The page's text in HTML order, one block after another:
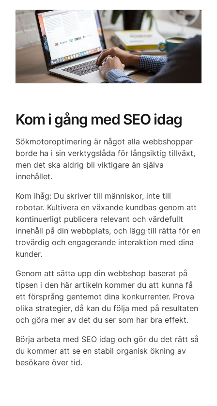
Kom i gång med SEO idag
Sökmotoroptimering är något alla webbshoppar
borde ha i sin verktygslåda för långsiktig tillväxt,
men det ska aldrig bli viktigare än själva
innehållet.
Kom ihåg: Du skriver till människor, inte till
robotar. Kultivera en växande kundbas genom att
kontinuerligt publicera relevant och värdefullt
innehåll på din webbplats, och lägg till rätta för en
trovärdig och engagerande interaktion med dina
kunder.
Genom att sätta upp din webbshop baserat på
tipsen i den här artikeln kommer du att kunna få
ett försprång gentemot dina konkurrenter. Prova
olika strategier, då kan du följa med på resultaten
och göra mer av det du ser som har bra effekt.
Börja arbeta med SEO idag och gör du det rätt så
du kommer att se en stabil organisk ökning av
besökare över tid.